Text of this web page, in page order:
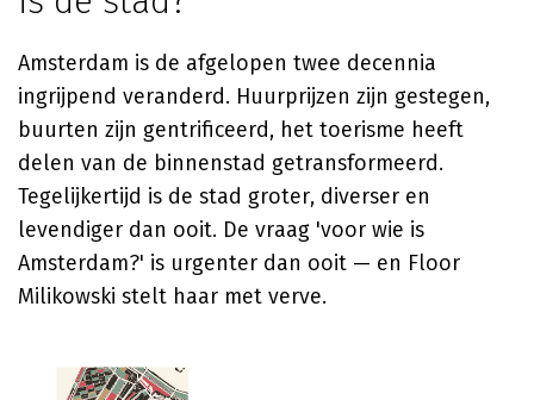
Amsterdam is de afgelopen twee decennia
ingrijpend veranderd. Huurprijzen zijn gestegen,
buurten zijn gentrificeerd, het toerisme heeft
delen van de binnenstad getransformeerd.
Tegelijkertijd is de stad groter, diverser en
levendiger dan ooit. De vraag 'voor wie is
Amsterdam?' is urgenter dan ooit — en Floor
Milikowski stelt haar met verve.